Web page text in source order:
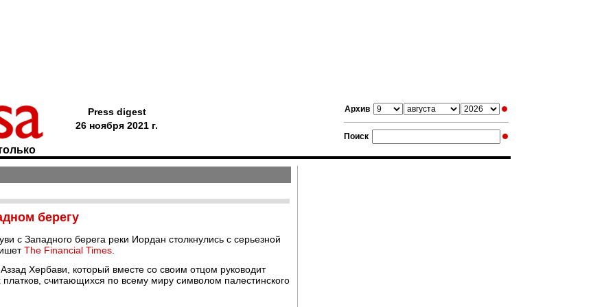
Архив
Поиск
Press digest
26 ноября 2021 г.
берегу
с Западного берега реки Иордан столкнулись с серьезной
The Financial Times
Хербави, который вместе со своим отцом руководит
считающихся по всему миру символом палестинского